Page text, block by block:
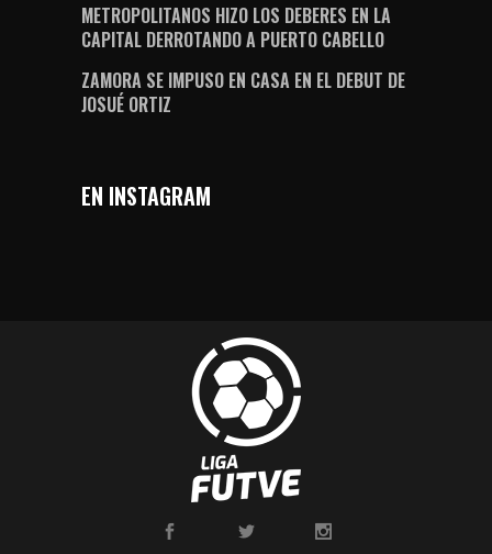
METROPOLITANOS HIZO LOS DEBERES EN LA
CAPITAL DERROTANDO A PUERTO CABELLO
ZAMORA SE IMPUSO EN CASA EN EL DEBUT DE
JOSUÉ ORTIZ
EN INSTAGRAM